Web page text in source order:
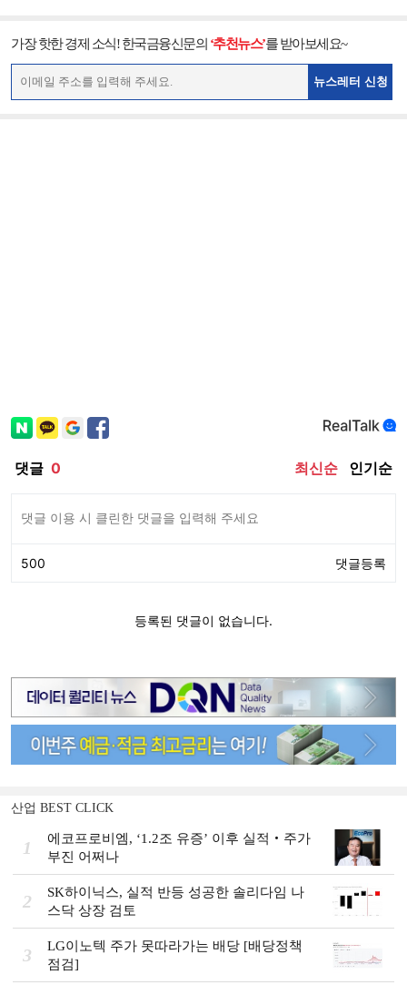
가장 핫한 경제 소식! 한국금융신문의 ‘추천뉴스’를 받아보세요~
뉴스레터 신청
산업 BEST CLICK
1
에코프로비엠, ‘1.2조 유증’ 이후 실적‧주가
부진 어쩌나
2
SK하이닉스, 실적 반등 성공한 솔리다임 나
스닥 상장 검토
3
LG이노텍 주가 못따라가는 배당 [배당정책
점검]